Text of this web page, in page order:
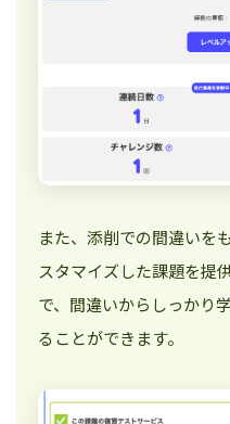
また、添削での間違いを
スタマイズした課題を提
で、間違いからしっかり
ることができます。